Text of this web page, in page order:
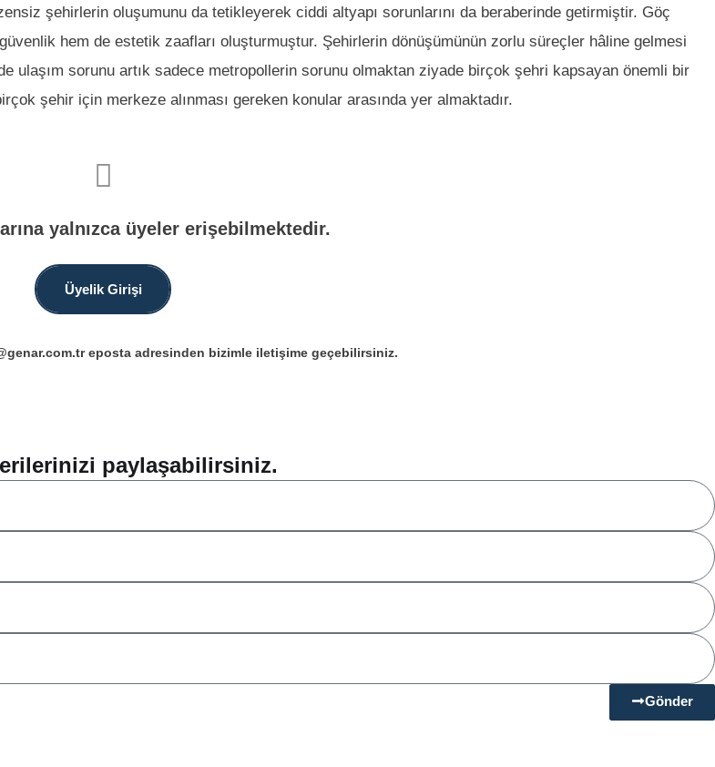
şehirlerin oluşumunu da tetikleyerek ciddi altyapı sorunlarını da beraberinde getirmiştir. Göç
hem de estetik zaafları oluşturmuştur. Şehirlerin dönüşümünün zorlu süreçler hâline gelmesi
ulaşım sorunu artık sadece metropollerin sorunu olmaktan ziyade birçok şehri kapsayan önemli bir
şehir için merkeze alınması gereken konular arasında yer almaktadır.
yalnızca üyeler erişebilmektedir.
Üyelik Girişi
eposta adresinden bizimle iletişime geçebilirsiniz.
paylaşabilirsiniz.
Gönder